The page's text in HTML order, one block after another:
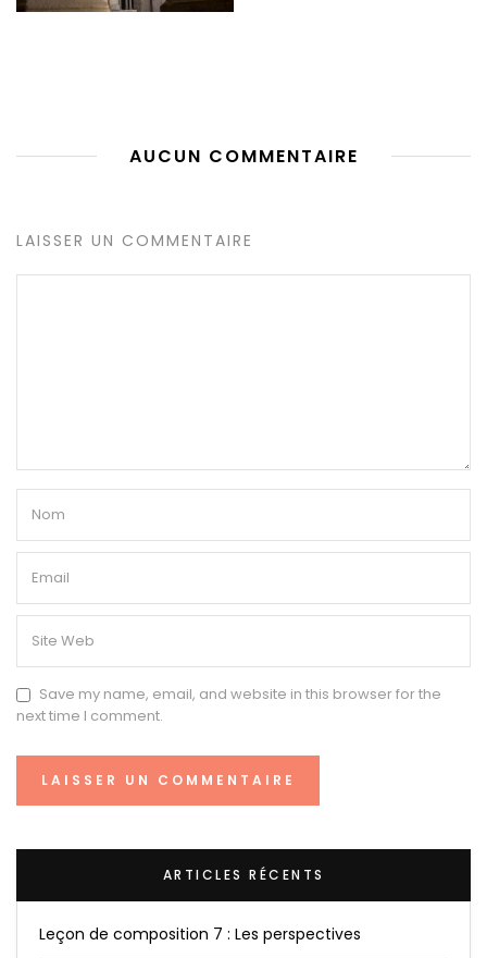
AUCUN COMMENTAIRE
LAISSER UN COMMENTAIRE
Save my name, email, and website in this browser for the
next time I comment.
ARTICLES RÉCENTS
Leçon de composition 7 : Les perspectives